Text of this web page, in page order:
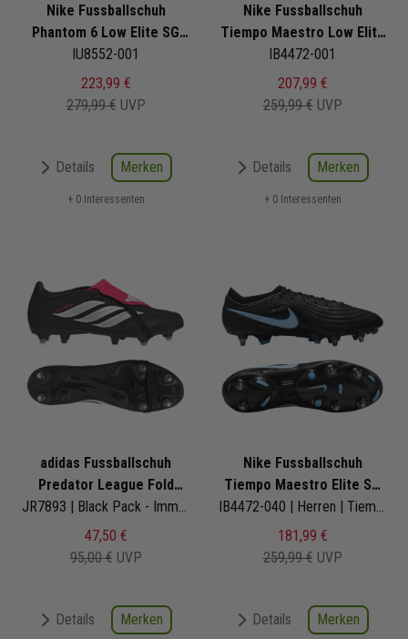
Nike Fussballschuh
Phantom 6 Low Elite SG
Pro Shadow Pack
IU8552-001
223,99 €
279,99 € UVP
Details Merken
+ 0 Interessenten
Nike Fussballschuh
Tiempo Maestro Low Elite
SG Pro Shadow Pack
IB4472-001
207,99 €
259,99 € UVP
Details Merken
+ 0 Interessenten
adidas Fussballschuh
Predator League Fold
Over Tongue SG
47,50 €
95,00 € UVP
Details Merken
Nike Fussballschuh
Tiempo Maestro Elite SG
Pro
181,99 €
259,99 € UVP
Details Merken